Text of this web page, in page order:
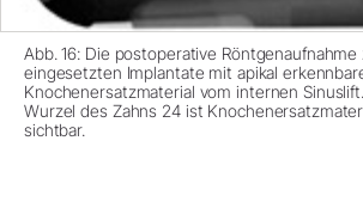
Abb. 16: Die postoperative Röntgenaufnahme
eingesetzten Implantate mit apikal
Knochenersatzmaterial vom internen
Wurzel des Zahns 24 ist
sichtbar.